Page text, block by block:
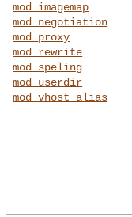
mod_imagemap
mod_negotiation
mod_proxy
mod_rewrite
mod_speling
mod_userdir
mod_vhost_alias